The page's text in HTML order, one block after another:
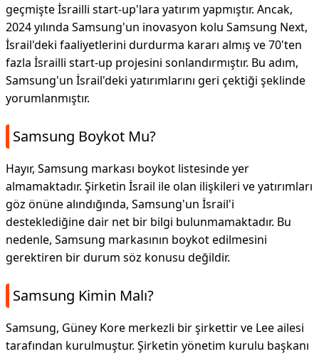
geçmişte İsrailli start-up'lara yatırım yapmıştır. Ancak,
2024 yılında Samsung'un inovasyon kolu Samsung Next,
İsrail'deki faaliyetlerini durdurma kararı almış ve 70'ten
fazla İsrailli start-up projesini sonlandırmıştır. Bu adım,
Samsung'un İsrail'deki yatırımlarını geri çektiği şeklinde
yorumlanmıştır.
Samsung Boykot Mu?
Hayır, Samsung markası boykot listesinde yer
almamaktadır. Şirketin İsrail ile olan ilişkileri ve yatırımları
göz önüne alındığında, Samsung'un İsrail'i
desteklediğine dair net bir bilgi bulunmamaktadır. Bu
nedenle, Samsung markasının boykot edilmesini
gerektiren bir durum söz konusu değildir.
Samsung Kimin Malı?
Samsung, Güney Kore merkezli bir şirkettir ve Lee ailesi
tarafından kurulmuştur. Şirketin yönetim kurulu başkanı